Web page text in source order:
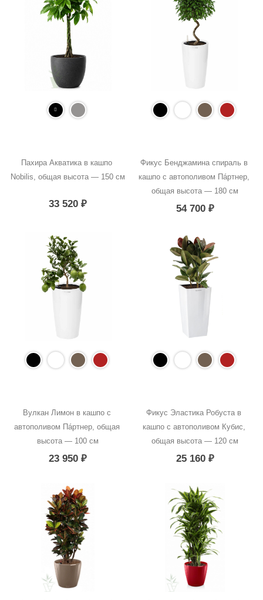
Пахира Акватика в кашпо
Nobilis, общая высота — 150 см
33 520₽
Фикус Бенджамина спираль в
кашпо с автополивом Пáртнер,
общая высота — 180 см
54 700 ₽
Вулкан Лимон в кашпо с
автополивом Пáртнер, общая
высота — 100 см
23 950₽
Фикус Эластика Робуста в
кашпо с автополивом Кубис,
общая высота — 120 см
25 160 ₽